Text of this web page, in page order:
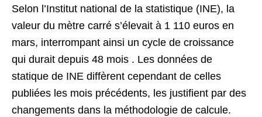
Selon l’Institut national de la statistique (INE), la
valeur du mètre carré s’élevait à 1 110 euros en
mars, interrompant ainsi un cycle de croissance
qui durait depuis 48 mois . Les données de
statique de INE diffèrent cependant de celles
publiées les mois précédents, les justifient par des
changements dans la méthodologie de calcule.